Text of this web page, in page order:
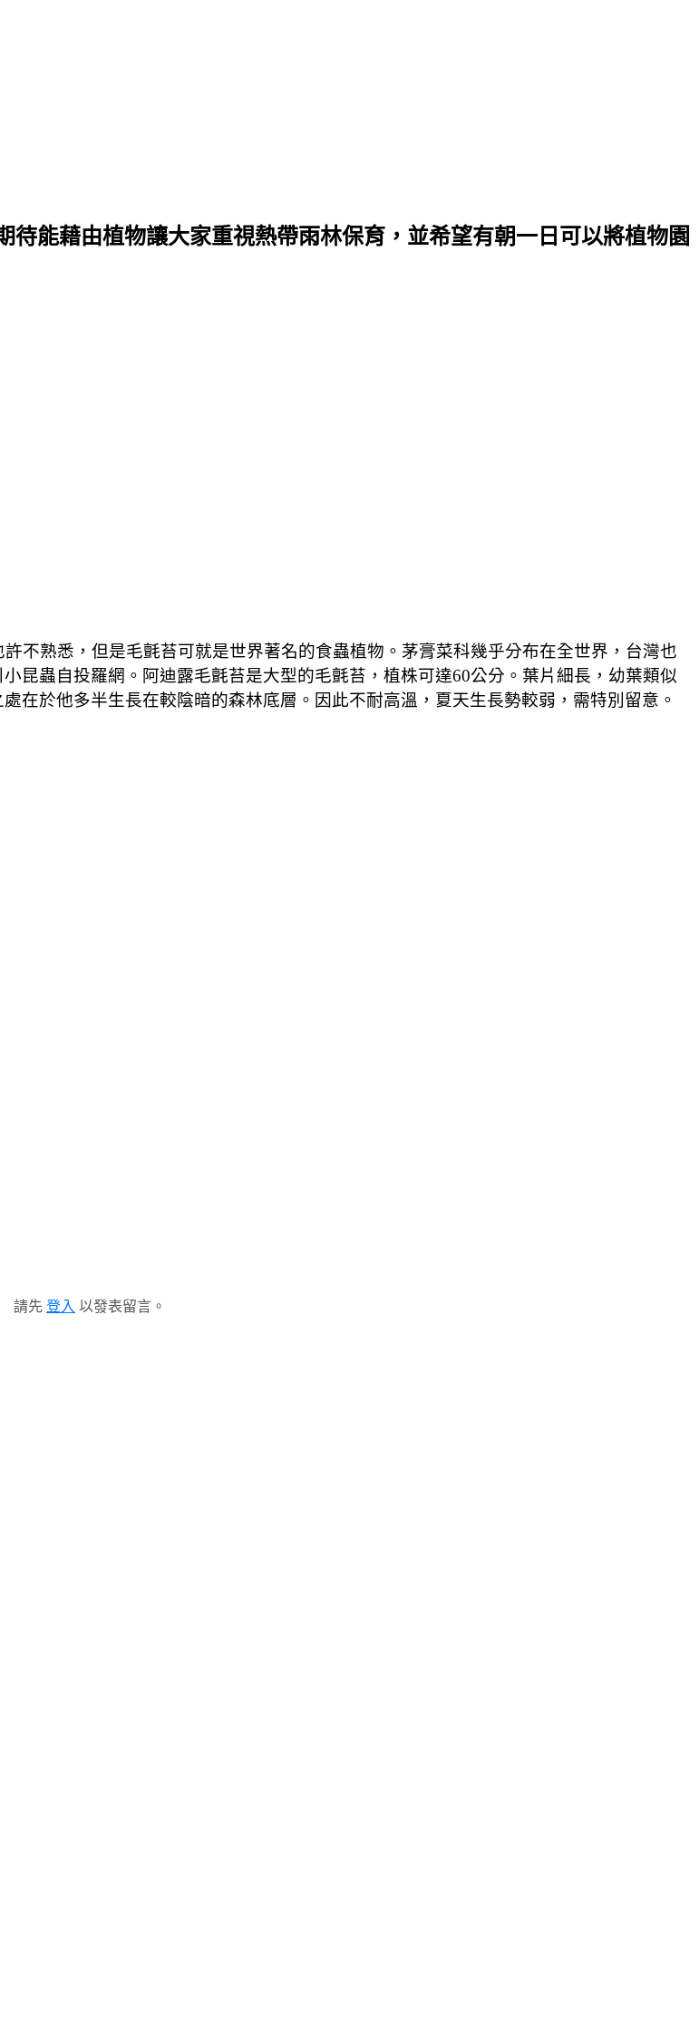
能藉由植物讓大家重視熱帶雨林保育，並希望有朝一日可以將植物園
不熟悉，但是毛氈苔可就是世界著名的食蟲植物。茅膏菜科幾乎分布在全世界，台灣也
昆蟲自投羅網。阿迪露毛氈苔是大型的毛氈苔，植株可達60公分。葉片細長，幼葉類似
在於他多半生長在較陰暗的森林底層。因此不耐高溫，夏天生長勢較弱，需特別留意。
請先 登入 以發表留言。